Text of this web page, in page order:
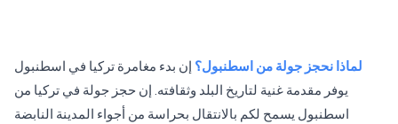
لماذا نحجز جولة من اسطنبول؟ إن بدء مغامرة تركيا في اسطنبول
يوفر مقدمة غنية لتاريخ البلد وثقافته. إن حجز جولة في تركيا من
اسطنبول يسمح لكم بالانتقال بحراسة من أجواء المدينة النابضة